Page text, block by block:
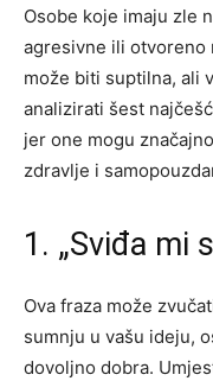
Osobe koje imaju zle
agresivne ili otvoreno
može biti suptilna, ali
analizirati šest
jer one mogu
zdravlje i
1. „Sviđa mi
Ova fraza može
sumnju u vašu ideju,
dovoljno dobra.